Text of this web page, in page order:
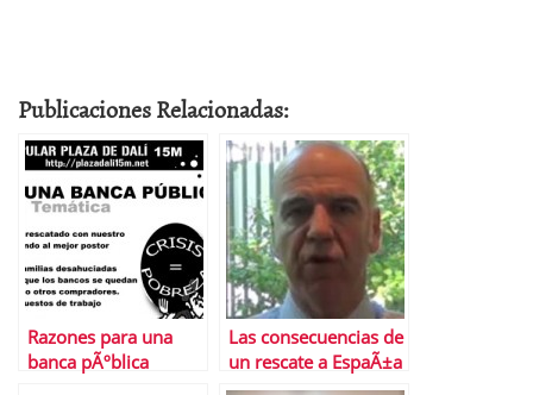
Publicaciones Relacionadas:
Razones para una
banca pÃºblica
Las consecuencias de
un rescate a EspaÃ±a